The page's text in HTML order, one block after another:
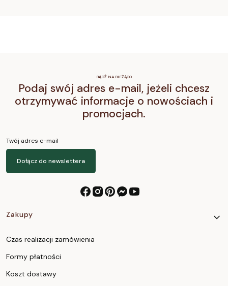
BĄDŹ NA BIEŻĄCO
Podaj swój adres e-mail, jeżeli chcesz
otrzymywać informacje o nowościach i
promocjach.
Twój adres e-mail
Dołącz do newslettera
Linki w stopce
Zakupy
Czas realizacji zamówienia
Formy płatności
Koszt dostawy